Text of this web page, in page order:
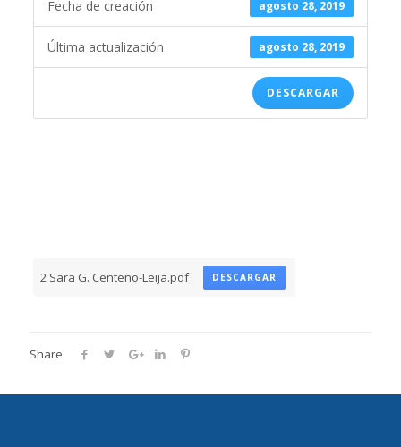
agosto 28, 2019
Fecha de creación
agosto 28, 2019
Última actualización
DESCARGAR
2 Sara G. Centeno-Leija.pdf DESCARGAR
Share